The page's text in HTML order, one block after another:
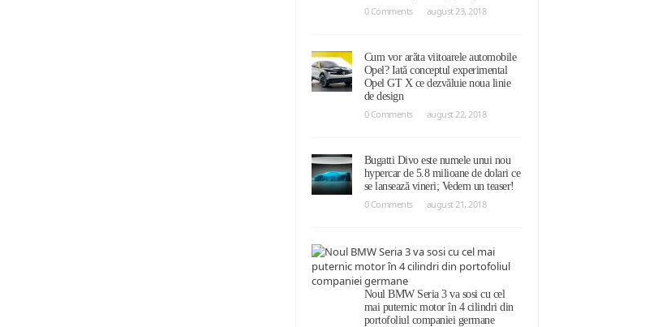
0 Comments
august 23, 2018
Cum vor arăta viitoarele automobile
Opel? Iată conceptul experimental
Opel GT X ce dezvăluie noua linie
de design
0 Comments
august 22, 2018
Bugatti Divo este numele unui nou
hypercar de 5.8 milioane de dolari ce
se lansează vineri; Vedem un teaser!
0 Comments
august 21, 2018
Noul BMW Seria 3 va sosi cu cel
mai puternic motor în 4 cilindri din
portofoliul companiei germane